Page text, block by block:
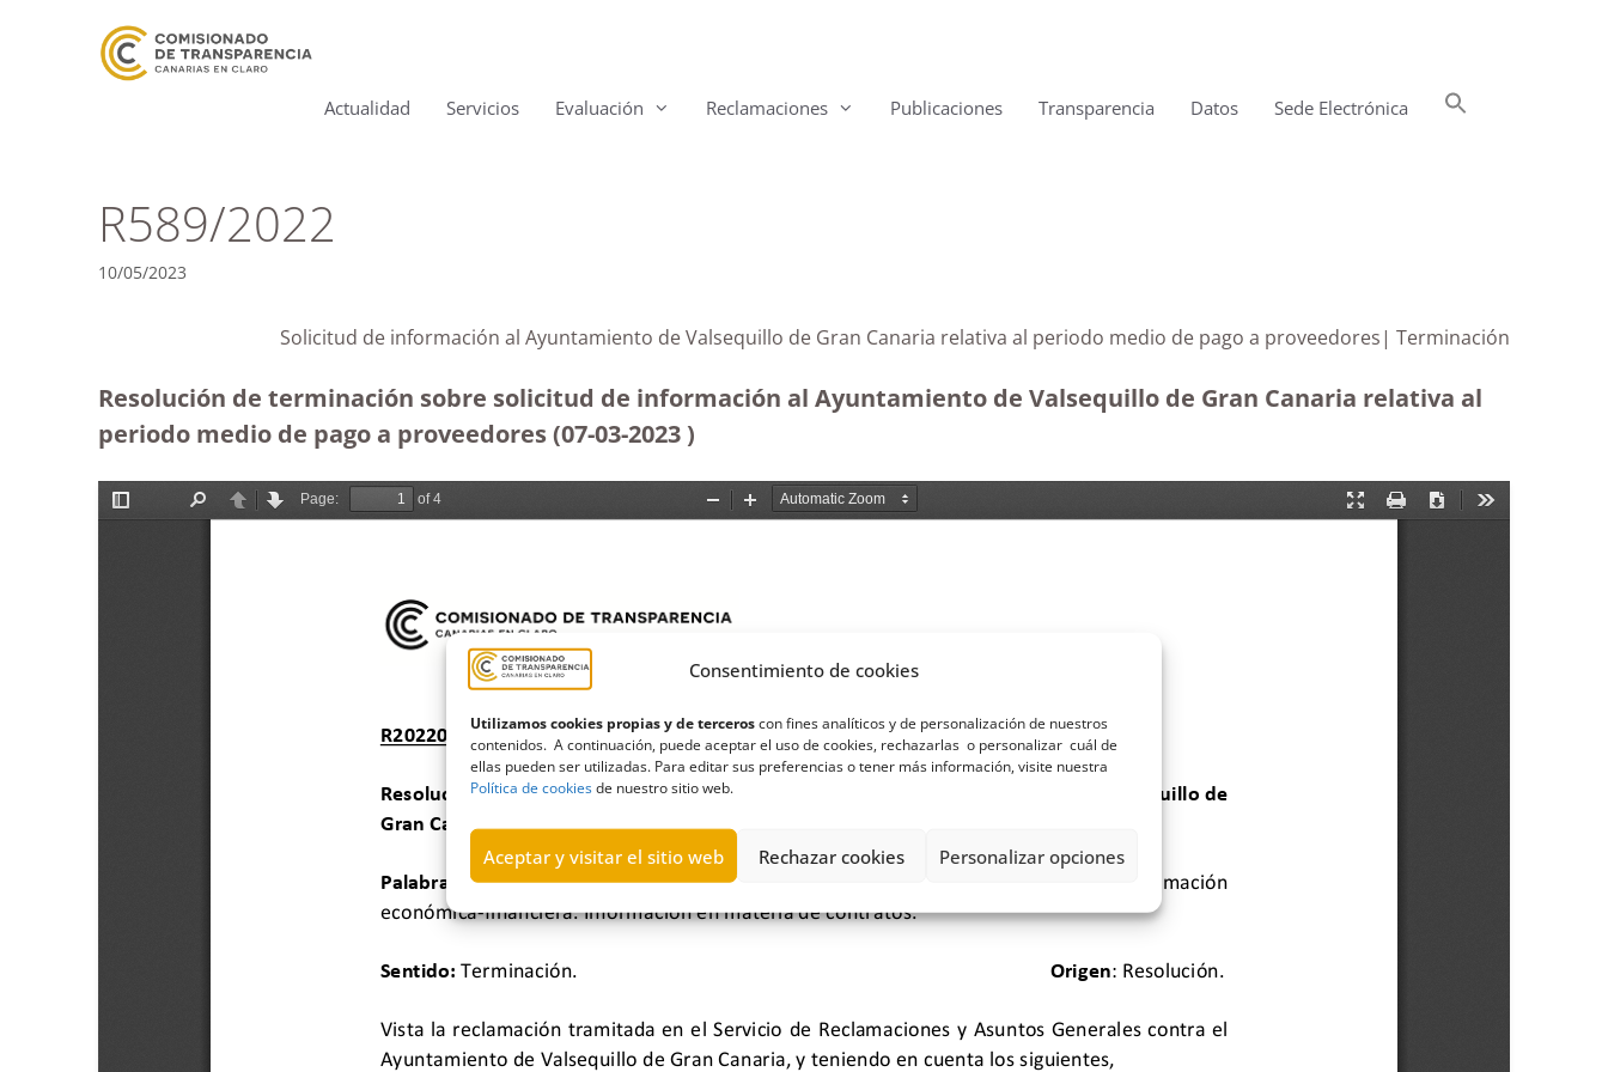
Consentimiento de cookies
Utilizamos cookies propias y de terceroscon fines analíticos y de personalización de nuestros
contenidos. A continuación, puede aceptar el uso de cookies, rechazarlas o personalizar cuál de
ellas pueden ser utilizadas. Para editar sus preferencias o tener más información, visite nuestra
Política de cookiesde nuestro sitio web.
Aceptar y visitar el sitio web Rechazar cookies Personalizar opciones
Actualidad Servicios Evaluación Reclamaciones Publicaciones Transparencia Datos Sede Electrónica
R589/2022
10/05/2023
Solicitud de información al Ayuntamiento de Valsequillo de Gran Canaria relativa al periodo medio de pago a proveedores| Terminación
Resolución de terminación sobre solicitud de información al Ayuntamiento de Valsequillo de Gran Canaria relativa al
periodo medio de pago a proveedores (07-03-2023 )